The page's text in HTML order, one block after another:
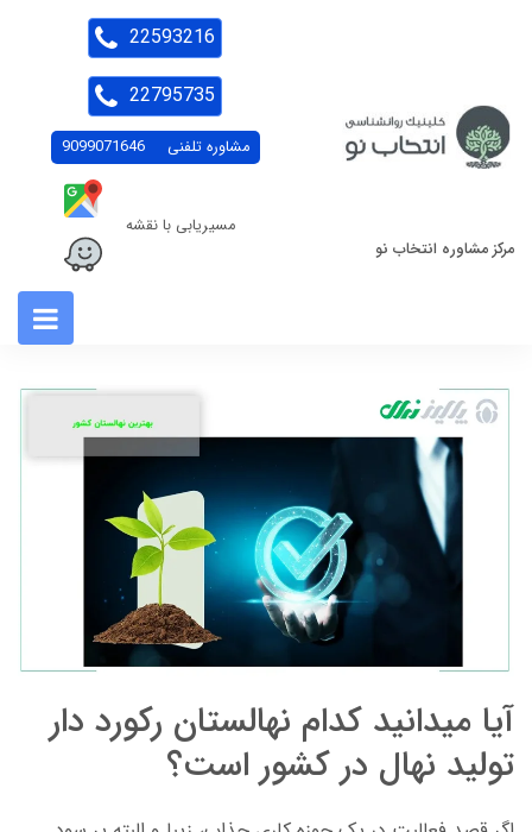
مرکز مشاوره انتخاب نو
مشاوره تلفنی 9099071646
مسیریابی با نقشه
22593216
22795735
آیا می­دانید کدام نهالستان رکورد دار
تولید نهال­ در کشور است؟